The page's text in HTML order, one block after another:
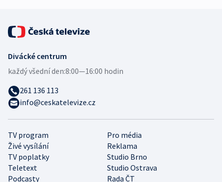
TV program
Pro média
Živé vysílání
Reklama
TV poplatky
Studio Brno
Teletext
Studio Ostrava
Podcasty
Rada ČT
Divácké centrum
každý všední den:8:00—16:00 hodin
261 136 113
info@ceskatelevize.cz